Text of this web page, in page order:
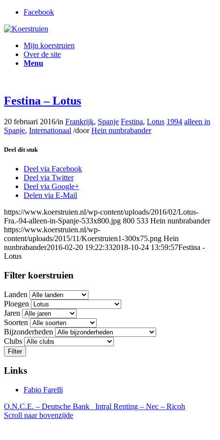
Facebook
Mijn koerstruien
Over de site
Menu
Festina – Lotus
20 februari 2016/in Frankrijk, Spanje Festina, Lotus 1994 alleen in
Spanje, Internationaal /doorHein nunbrabander
Deel dit stuk
Deel via Facebook
Deel via Twitter
Deel via Google+
Delen via E-Mail
https://www.koerstruien.nl/wp-content/uploads/2016/02/Lotus-
Fra.-94-alleen-in-Spanje-533x800.jpg 800 533 Hein nunbrabander
https://www.koerstruien.nl/wp-
content/uploads/2015/11/Koerstruien1-300x75.png Hein
nunbrabander2016-02-20 19:22:332018-10-24 13:59:57Festina -
Lotus
Filter koerstruien
Landen
Ploegen
Jaren
Soorten
Bijzonderheden
Clubs
Filter
Links
Fabio Farelli
O.N.C.E. – Deutsche Bank
Intral Renting – Nec – Ricoh
Scroll naar bovenzijde